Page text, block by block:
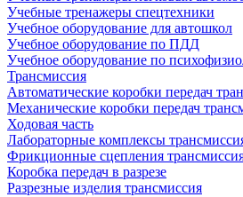
Учебные тренажеры спецтехники
Учебное оборудование для автошкол
Учебное оборудование по ПДД
Учебное оборудование по
Трансмиссия
Автоматические коробки передач
Механические коробки передач
Ходовая часть
Лабораторные комплексы
Фрикционные сцепления
Коробка передач в разрезе
Разрезные изделия трансмиссия